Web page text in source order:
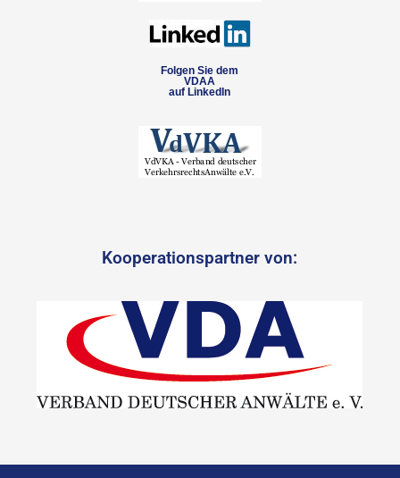
Folgen Sie dem
VDAA
auf LinkedIn
Kooperationspartner von: